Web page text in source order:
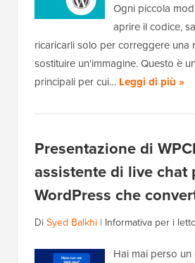
Ogni piccola
aprire il codice,
ricaricarli solo per correggere una
sostituire un'immagine. Questo è
principali per cui… Leggi di più »
Presentazione di
assistente di live chat
WordPress che
DiSyed Balkhi | Informativa per i
Hai mai perso